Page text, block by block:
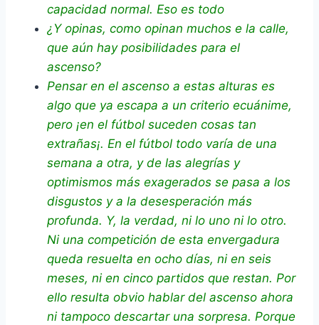
capacidad normal. Eso es todo
¿Y opinas, como opinan muchos e la calle,
que aún hay posibilidades para el
ascenso?
Pensar en el ascenso a estas alturas es
algo que ya escapa a un criterio ecuánime,
pero ¡en el fútbol suceden cosas tan
extrañas¡. En el fútbol todo varía de una
semana a otra, y de las alegrías y
optimismos más exagerados se pasa a los
disgustos y a la desesperación más
profunda. Y, la verdad, ni lo uno ni lo otro.
Ni una competición de esta envergadura
queda resuelta en ocho días, ni en seis
meses, ni en cinco partidos que restan. Por
ello resulta obvio hablar del ascenso ahora
ni tampoco descartar una sorpresa. Porque